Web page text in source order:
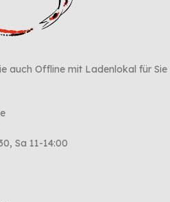
auch Offline mit Ladenlokal für Sie
Sa 11-14:00